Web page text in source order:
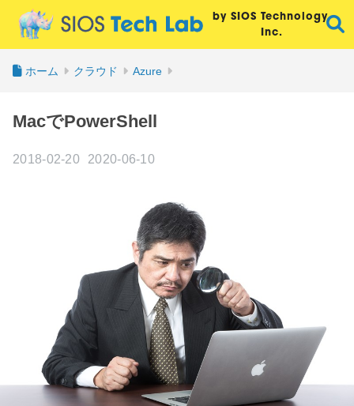
by SIOS Technology,
Inc.
ホーム クラウド Azure
MacでPowerShell
2018-02-20 2020-06-10